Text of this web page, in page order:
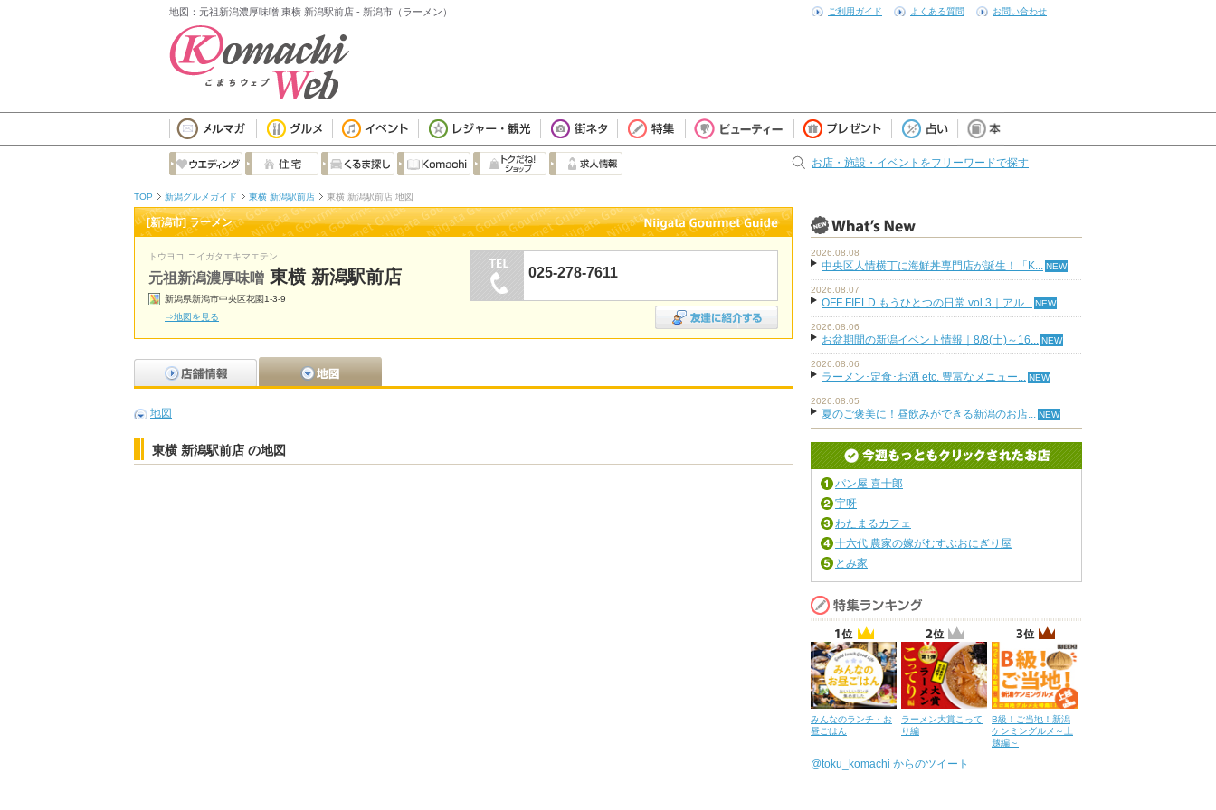
地図：元祖新潟濃厚味噌 東横 新潟駅前店 - 新潟市（ラーメン） ご利用ガイド よくある質問 お問い合わせ
お店・施設・イベントをフリーワードで探す
TOP 新潟グルメガイド 東横 新潟駅前店 東横 新潟駅前店 地図
[新潟市] ラーメン
トウヨコ ニイガタエキマエテン
元祖新潟濃厚味噌 東横 新潟駅前店
新潟県新潟市中央区花園1-3-9
⇒地図を見る
025-278-7611
地図
東横 新潟駅前店 の地図
2026.08.08
中央区人情横丁に海鮮丼専門店が誕生！「K...
2026.08.07
OFF FIELD もうひとつの日常 vol.3｜アル...
2026.08.06
お盆期間の新潟イベント情報｜8/8(土)～16...
2026.08.06
ラーメン･定食･お酒 etc. 豊富なメニュー...
2026.08.05
夏のご褒美に！昼飲みができる新潟のお店...
パン屋 喜十郎
宇呀
わたまるカフェ
十六代 農家の嫁がむすぶおにぎり屋
とみ家
みんなのランチ・お
昼ごはん
ラーメン大賞こって
り編
B級！ご当地！新潟
ケンミングルメ～上
越編～
@toku_komachi からのツイート